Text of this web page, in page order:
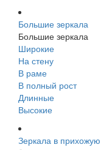
Большие зеркала
Большие зеркала
Широкие
На стену
В раме
В полный рост
Длинные
Высокие
Зеркала в прихожую